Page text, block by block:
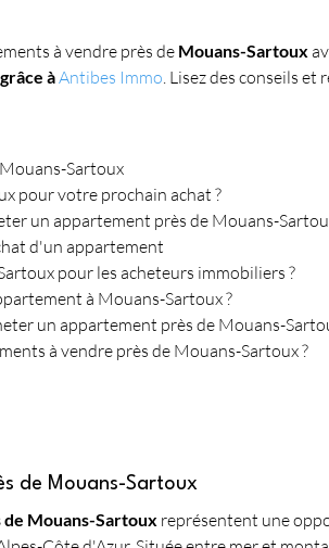
à vendre près de Mouans-Sartoux
à Antibes Immo. Lisez des conseils et
Sartoux
pour votre prochain achat ?
un appartement près de Mouans-
d'un appartement
pour les acheteurs immobiliers ?
à Mouans-Sartoux ?
un appartement près de Mouans-
à vendre près de Mouans-Sartoux ?
de Mouans-Sartoux
Mouans-Sartoux représentent une